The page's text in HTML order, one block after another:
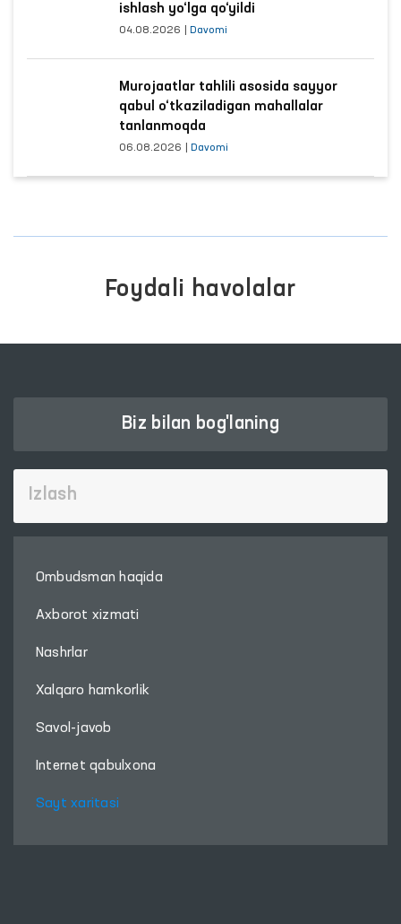
ishlash yo‘lga qo‘yildi
04.08.2026 Davomi
Murojaatlar tahlili asosida sayyor
qabul o‘tkaziladigan mahallalar
tanlanmoqda
06.08.2026 Davomi
Foydali havolalar
Biz bilan bog'laning
Ombudsman haqida
Axborot xizmati
Nashrlar
Xalqaro hamkorlik
Savol-javob
Internet qabulxona
Sayt xaritasi